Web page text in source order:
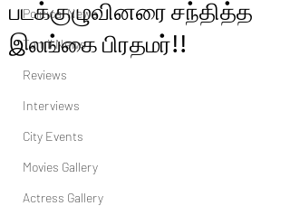
Political News
Tamil News
Reviews
Interviews
City Events
Movies Gallery
Actress Gallery
படக்குழுவினரை சந்தித்த
இலங்கை பிரதமர்!!